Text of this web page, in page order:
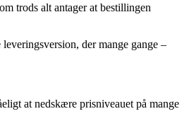
trods alt antager at bestillingen
der mange gange –
at nedskære prisniveauet på mange